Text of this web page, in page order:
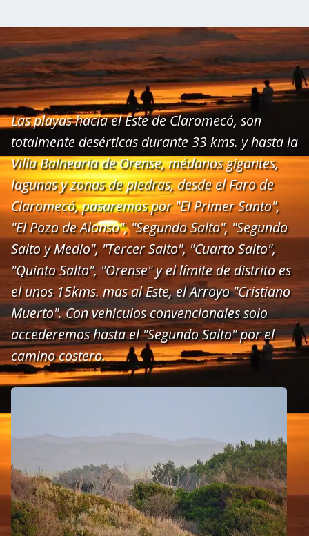
Las playas hacia el Este de Claromecó, son
totalmente desérticas durante 33 kms. y hasta la
Villa Balnearia de Orense, médanos gigantes,
lagunas y zonas de piedras, desde el Faro de
Claromecó, pasaremos por "El Primer Santo",
"El Pozo de Alonso", "Segundo Salto", "Segundo
Salto y Medio", "Tercer Salto", "Cuarto Salto",
"Quinto Salto", "Orense" y el límite de distrito es
el unos 15kms. mas al Este, el Arroyo "Cristiano
Muerto". Con vehiculos convencionales solo
accederemos hasta el "Segundo Salto" por el
camino costero.
2,5Kms. desde el Faro hasta la bajada de Dunamar